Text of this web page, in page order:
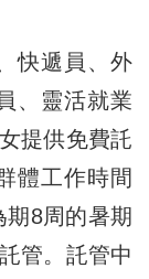
快遞員、外
、靈活就業
提供免費託
體工作時間
8周的暑期
管。託管中